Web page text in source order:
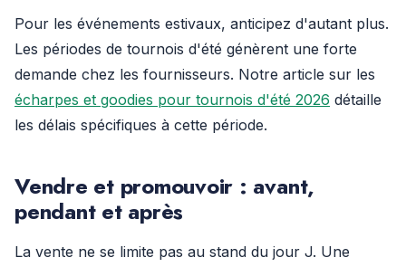
Pour les événements estivaux, anticipez d'autant plus.
Les périodes de tournois d'été génèrent une forte
demande chez les fournisseurs. Notre article sur les
écharpes et goodies pour tournois d'été 2026 détaille
les délais spécifiques à cette période.
Vendre et promouvoir : avant,
pendant et après
La vente ne se limite pas au stand du jour J. Une